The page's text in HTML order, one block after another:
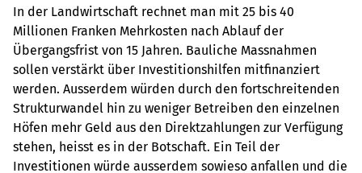
In der Landwirtschaft rechnet man mit 25 bis 40
Millionen Franken Mehrkosten nach Ablauf der
Übergangsfrist von 15 Jahren. Bauliche Massnahmen
sollen verstärkt über Investitionshilfen mitfinanziert
werden. Ausserdem würden durch den fortschreitenden
Strukturwandel hin zu weniger Betreiben den einzelnen
Höfen mehr Geld aus den Direktzahlungen zur Verfügung
stehen, heisst es in der Botschaft. Ein Teil der
Investitionen würde ausserdem sowieso anfallen und die